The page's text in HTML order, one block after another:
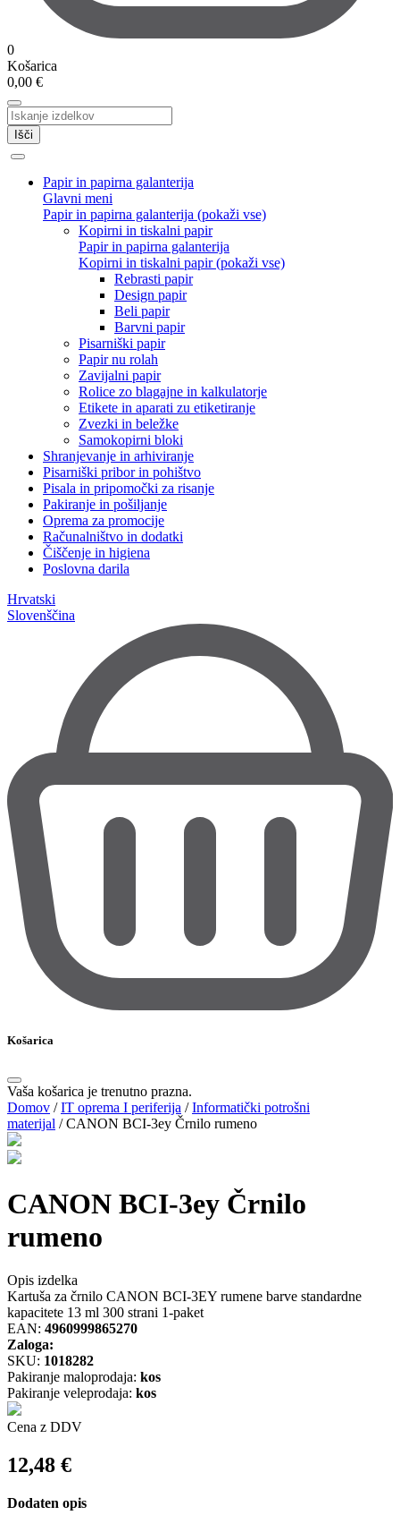
0
Košarica
0,00 €
Išči
Papir in papirna galanterija
Glavni meni
Papir in papirna galanterija (pokaži vse)
Kopirni in tiskalni papir
Papir in papirna galanterija
Kopirni in tiskalni papir (pokaži vse)
Rebrasti papir
Design papir
Beli papir
Barvni papir
Pisarniški papir
Papir nu rolah
Zavijalni papir
Rolice zo blagajne in kalkulatorje
Etikete in aparati zu etiketiranje
Zvezki in beležke
Samokopirni bloki
Shranjevanje in arhiviranje
Pisarniški pribor in pohištvo
Pisala in pripomočki za risanje
Pakiranje in pošiljanje
Oprema za promocije
Računalništvo in dodatki
Čiščenje in higiena
Poslovna darila
Hrvatski
Slovenščina
Košarica
Vaša košarica je trenutno prazna.
Domov /IT oprema I periferija /Informatički potrošni
materijal /CANON BCI-3ey Črnilo rumeno
CANON BCI-3ey Črnilo
rumeno
Opis izdelka
Kartuša za črnilo CANON BCI-3EY rumene barve standardne
kapacitete 13 ml 300 strani 1-paket
EAN: 4960999865270
Zaloga:
SKU: 1018282
Pakiranje maloprodaja: kos
Pakiranje veleprodaja: kos
Cena z DDV
12,48 €
Dodaten opis